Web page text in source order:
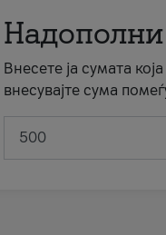
Внесете ја сумата
внесувајте сума